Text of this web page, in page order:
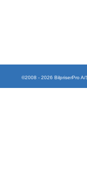
©2008 - 2026 BilpriserPro A/